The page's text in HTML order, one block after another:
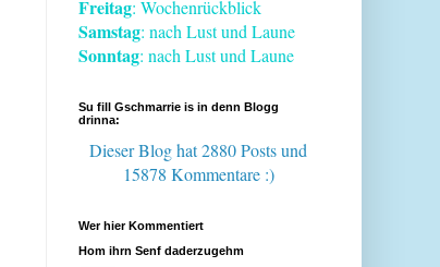
Freitag: Wochenrückblick
Samstag: nach Lust und Laune
Sonntag: nach Lust und Laune
Su fill Gschmarrie is in denn Blogg
drinna:
Dieser Blog hat 2880 Postsund
15878 Kommentare :)
Wer hier Kommentiert
Hom ihrn Senf daderzugehm